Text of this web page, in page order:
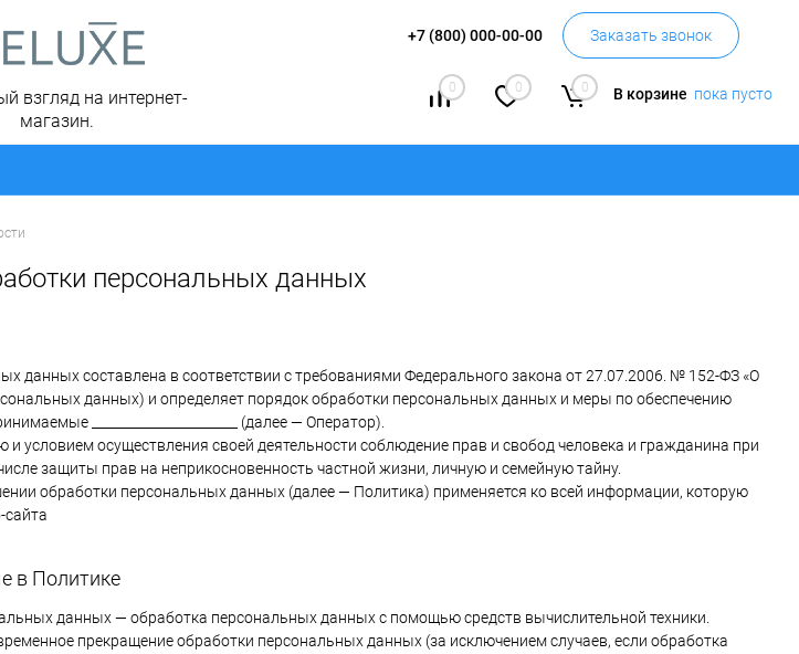
+7 (800) 000-00-00 Заказать звонок
0 0 0 В корзине пока пусто
взгляд на интернет-
магазин.
персональных данных
данных составлена в соответствии с требованиями Федерального закона от 27.07.2006. № 152-ФЗ «О
данных) и определяет порядок обработки персональных данных и меры по обеспечению
______________________ (далее — Оператор).
условием осуществления своей деятельности соблюдение прав и свобод человека и гражданина при
защиты прав на неприкосновенность частной жизни, личную и семейную тайну.
обработки персональных данных (далее — Политика) применяется ко всей информации, которую
сайта
в Политике
данных — обработка персональных данных с помощью средств вычислительной техники.
прекращение обработки персональных данных (за исключением случаев, если обработка